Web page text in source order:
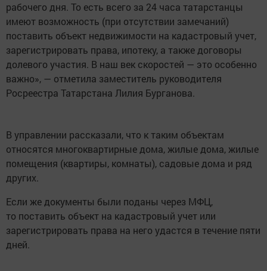
рабочего дня. То есть всего за 24 часа татарстанцы
имеют возможность (при отсутствии замечаний)
поставить объект недвижимости на кадастровый учет,
зарегистрировать права, ипотеку, а также договоры
долевого участия. В наш век скоростей — это особенно
важно», — отметила заместитель руководителя
Росреестра Татарстана Лилия Бурганова.
В управлении рассказали, что к таким объектам
относятся многоквартирные дома, жилые дома, жилые
помещения (квартиры, комнаты), садовые дома и ряд
других.
Если же документы были поданы через МФЦ,
то поставить объект на кадастровый учет или
зарегистрировать права на него удастся в течение пяти
дней.